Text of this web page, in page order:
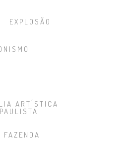
EXPLOSÃO
ARTÍSTICA
PAULISTA
FAZENDA